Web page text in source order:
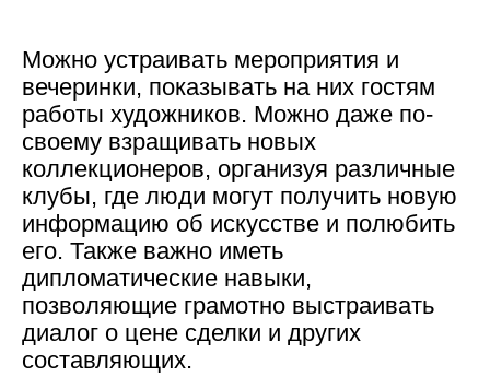
Можно устраивать мероприятия и
вечеринки, показывать на них гостям
работы художников. Можно даже по-
своему взращивать новых
коллекционеров, организуя различные
клубы, где люди могут получить новую
информацию об искусстве и полюбить
его. Также важно иметь
дипломатические навыки,
позволяющие грамотно выстраивать
диалог о цене сделки и других
составляющих.